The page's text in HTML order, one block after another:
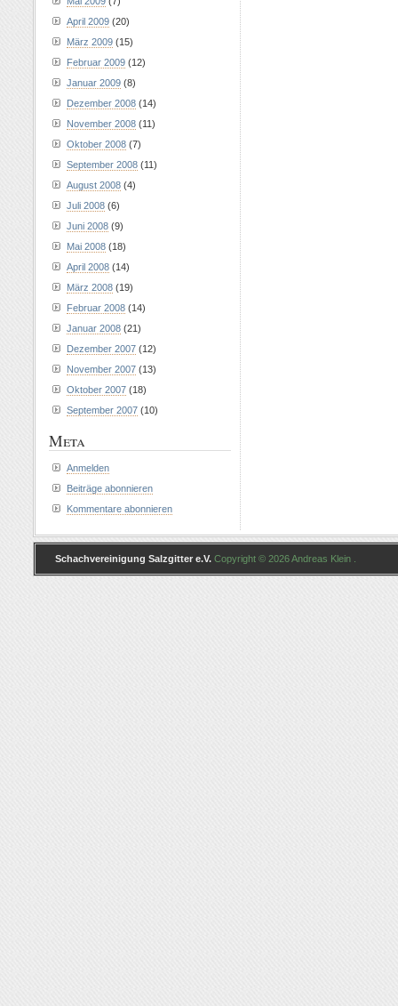
April 2009 (20)
März 2009 (15)
Februar 2009 (12)
Januar 2009 (8)
Dezember 2008 (14)
November 2008 (11)
Oktober 2008 (7)
September 2008 (11)
August 2008 (4)
Juli 2008 (6)
Juni 2008 (9)
Mai 2008 (18)
April 2008 (14)
März 2008 (19)
Februar 2008 (14)
Januar 2008 (21)
Dezember 2007 (12)
November 2007 (13)
Oktober 2007 (18)
September 2007 (10)
Meta
Anmelden
Beiträge abonnieren
Kommentare abonnieren
Schachvereinigung Salzgitter e.V. Copyright © 2026 Andreas Klein .